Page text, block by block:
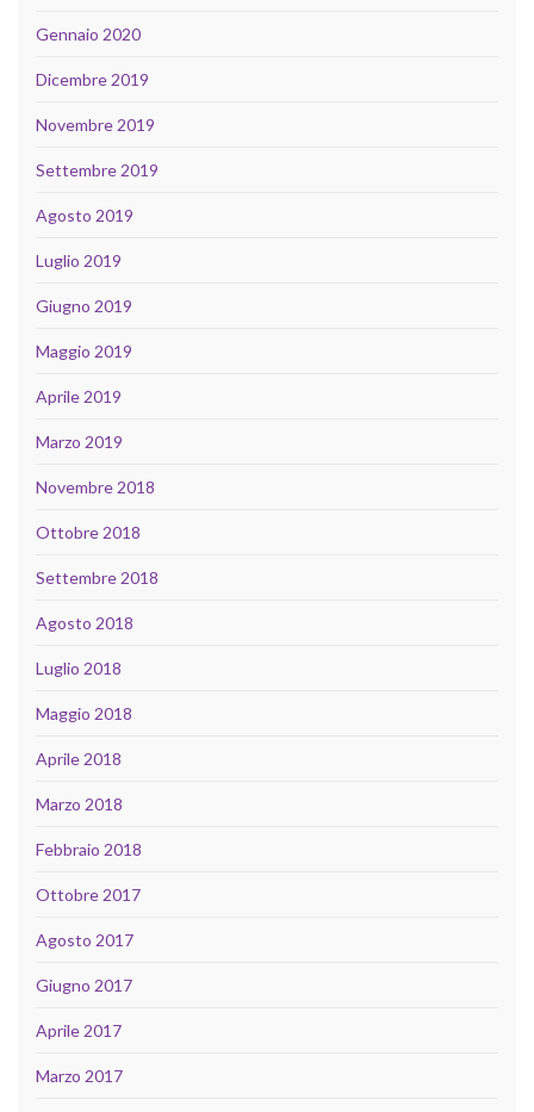
Gennaio 2020
Dicembre 2019
Novembre 2019
Settembre 2019
Agosto 2019
Luglio 2019
Giugno 2019
Maggio 2019
Aprile 2019
Marzo 2019
Novembre 2018
Ottobre 2018
Settembre 2018
Agosto 2018
Luglio 2018
Maggio 2018
Aprile 2018
Marzo 2018
Febbraio 2018
Ottobre 2017
Agosto 2017
Giugno 2017
Aprile 2017
Marzo 2017